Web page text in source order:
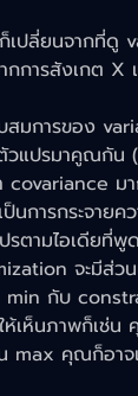
เปลี่ยนจากที่
กการสังเกต
สมการของ
แปรมาคูณกัน (
มา
นการกระจาย
รตามไอเดียที่
จะมี
กับ
ห้เห็นภาพก็เช่
max คุณก็อา